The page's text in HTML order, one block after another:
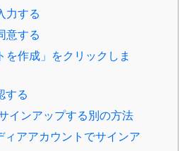
力する
意する
を作成」をクリックしま
する
インアップする別の方法
ィアアカウントでサインア